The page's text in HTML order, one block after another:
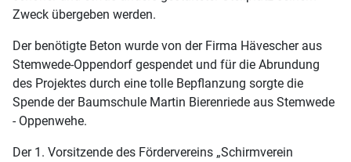
Zweck übergeben werden.
Der benötigte Beton wurde von der Firma Hävescher aus
Stemwede-Oppendorf gespendet und für die Abrundung
des Projektes durch eine tolle Bepflanzung sorgte die
Spende der Baumschule Martin Bierenriede aus Stemwede
- Oppenwehe.
Der 1. Vorsitzende des Fördervereins „Schirmverein